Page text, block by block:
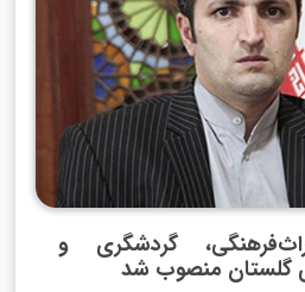
گردشگری و
گلستان منصوب شد